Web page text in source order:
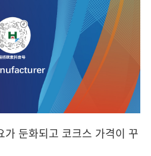
가 둔화되고 코크스 가격이 꾸